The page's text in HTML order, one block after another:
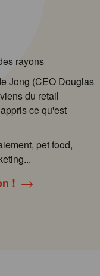
rayons
Jong (CEO Douglas
du retail
ce qu'est
pet food,
!